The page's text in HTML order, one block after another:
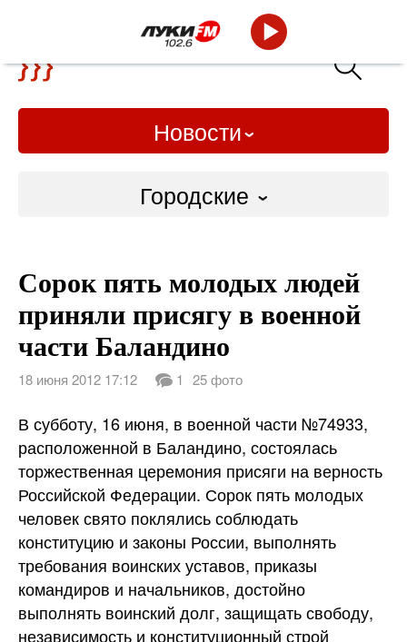
Новости
Городские
Слово Дело
Народные
ВТРК
Сорок пять молодых людей
приняли присягу в военной
части Баландино
18 июня 2012 17:12 1 25 фото
В субботу, 16 июня, в военной части №74933,
расположенной в Баландино, состоялась
торжественная церемония присяги на верность
Российской Федерации. Сорок пять молодых
человек свято поклялись соблюдать
конституцию и законы России, выполнять
требования воинских уставов, приказы
командиров и начальников, достойно
выполнять воинский долг, защищать свободу,
независимость и конституционный строй